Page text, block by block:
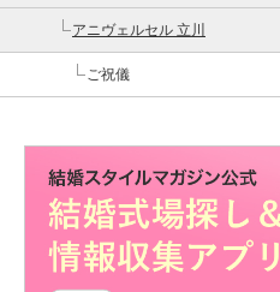
アニヴェルセル 立川
ご祝儀